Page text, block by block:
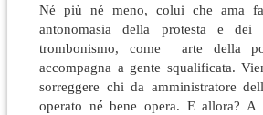
Né più né meno, colui che ama
antonomasia della protesta e
trombonismo, come arte della
accompagna a gente squalificata.
sorreggere chi da amministratore
operato né bene opera. E allora?